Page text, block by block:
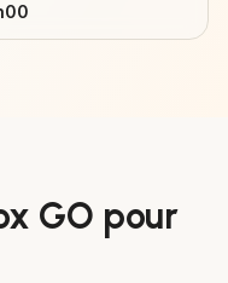
GO pour